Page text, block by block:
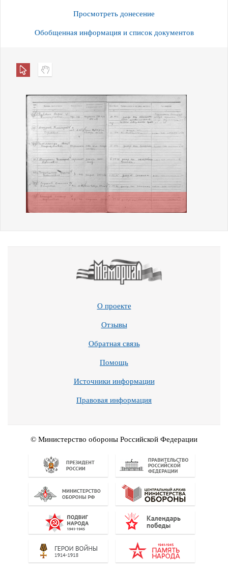
Просмотреть донесение
Обобщенная информация и список документов
О проекте
Отзывы
Обратная связь
Помощь
Источники информации
Правовая информация
© Министерство обороны Российской Федерации